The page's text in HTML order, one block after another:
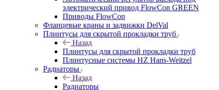
электрический привод FlowСon GREEN
Приводы FlowCon
Фланцевые краны и задвижки DelVal
Плинтусы для скрытой прокладки труб
Назад
Плинтусы для скрытой прокладки труб
Плинтусные системы HZ Hans-Weitzel
Радиаторы
Назад
Радиаторы